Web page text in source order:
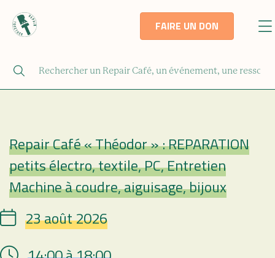
FAIRE UN DON
Repair Café
Repair Café « Théodor » : REPARATION
petits électro, textile, PC, Entretien
Machine à coudre, aiguisage, bijoux
Date 23 août 2026
Hour